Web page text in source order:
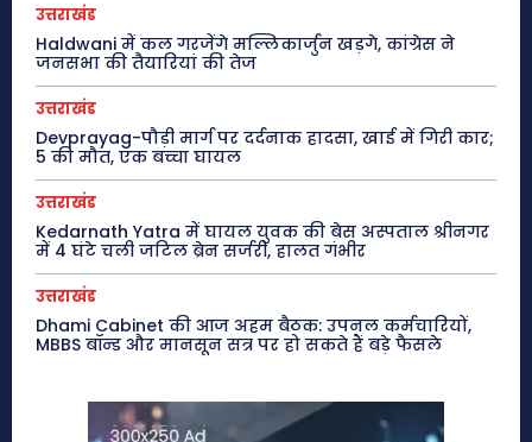
उत्तराखंड
Haldwani में कल गरजेंगे मल्लिकार्जुन खड़गे, कांग्रेस ने
जनसभा की तैयारियां की तेज
उत्तराखंड
Devprayag-पौड़ी मार्ग पर दर्दनाक हादसा, खाई में गिरी कार;
5 की मौत, एक बच्चा घायल
उत्तराखंड
Kedarnath Yatra में घायल युवक की बेस अस्पताल श्रीनगर
में 4 घंटे चली जटिल ब्रेन सर्जरी, हालत गंभीर
उत्तराखंड
Dhami Cabinet की आज अहम बैठक: उपनल कर्मचारियों,
MBBS बॉन्ड और मानसून सत्र पर हो सकते हैं बड़े फैसले